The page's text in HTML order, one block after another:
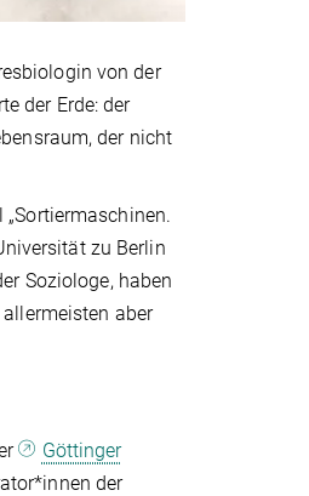
von der
der Erde: der
der nicht
zu Berlin
Soziologe, haben
aber
Göttinger
der